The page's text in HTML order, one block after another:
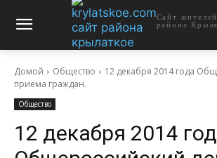
Сайт жителей
района
Домой Общество
12 декабря 2014 года
приема граждан.
Общество
12 декабря 2014